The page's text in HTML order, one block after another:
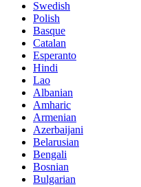
Swedish
Polish
Basque
Catalan
Esperanto
Hindi
Lao
Albanian
Amharic
Armenian
Azerbaijani
Belarusian
Bengali
Bosnian
Bulgarian